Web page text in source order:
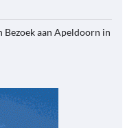
Bezoek aan Apeldoorn in